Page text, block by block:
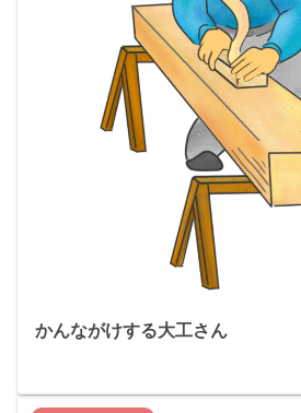
かんながけする大工さん